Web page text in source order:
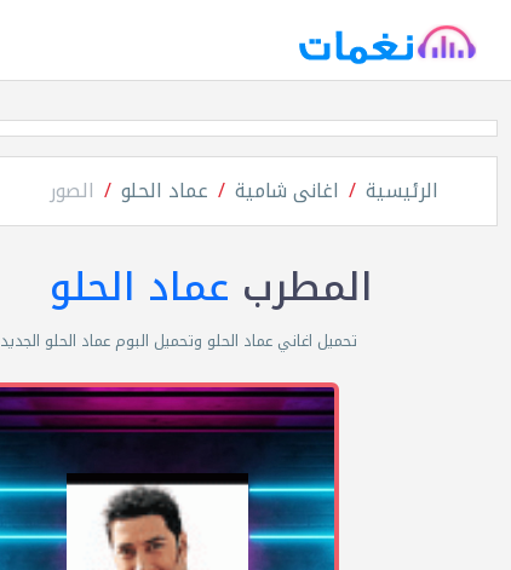
الرئيسية اغانى شامية عماد الحلو الصور
المطرب عماد الحلو
تحميل اغاني عماد الحلو وتحميل البوم عماد الحلو الجديد